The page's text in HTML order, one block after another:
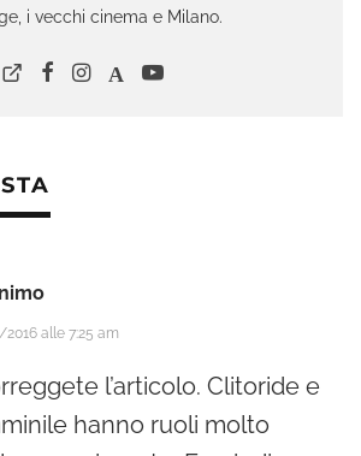
i vecchi cinema e Milano.
alle 7:25 am
l’articolo. Clitoride e
hanno ruoli molto